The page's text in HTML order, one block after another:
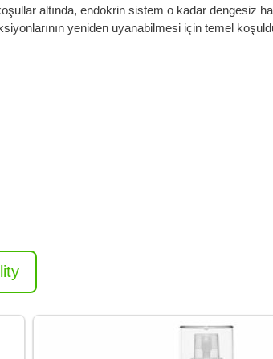
altında, endokrin sistem o kadar dengesiz
yeniden uyanabilmesi için temel